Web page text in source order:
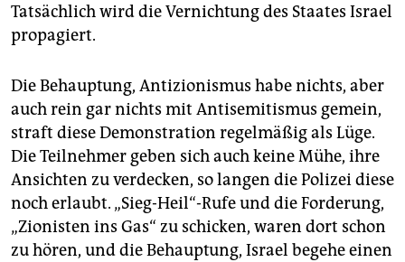
Tatsächlich wird die Vernichtung des Staates Israel
propagiert.
Die Behauptung, Antizionismus habe nichts, aber
auch rein gar nichts mit Antisemitismus gemein,
straft diese Demonstration regelmäßig als Lüge.
Die Teilnehmer geben sich auch keine Mühe, ihre
Ansichten zu verdecken, so langen die Polizei diese
noch erlaubt. „Sieg-Heil“-Rufe und die Forderung,
„Zionisten ins Gas“ zu schicken, waren dort schon
zu hören, und die Behauptung, Israel begehe einen